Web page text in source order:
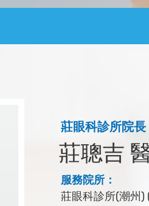
莊眼科診所院長
莊聰吉
服務院所：
莊眼科診所(潮州)